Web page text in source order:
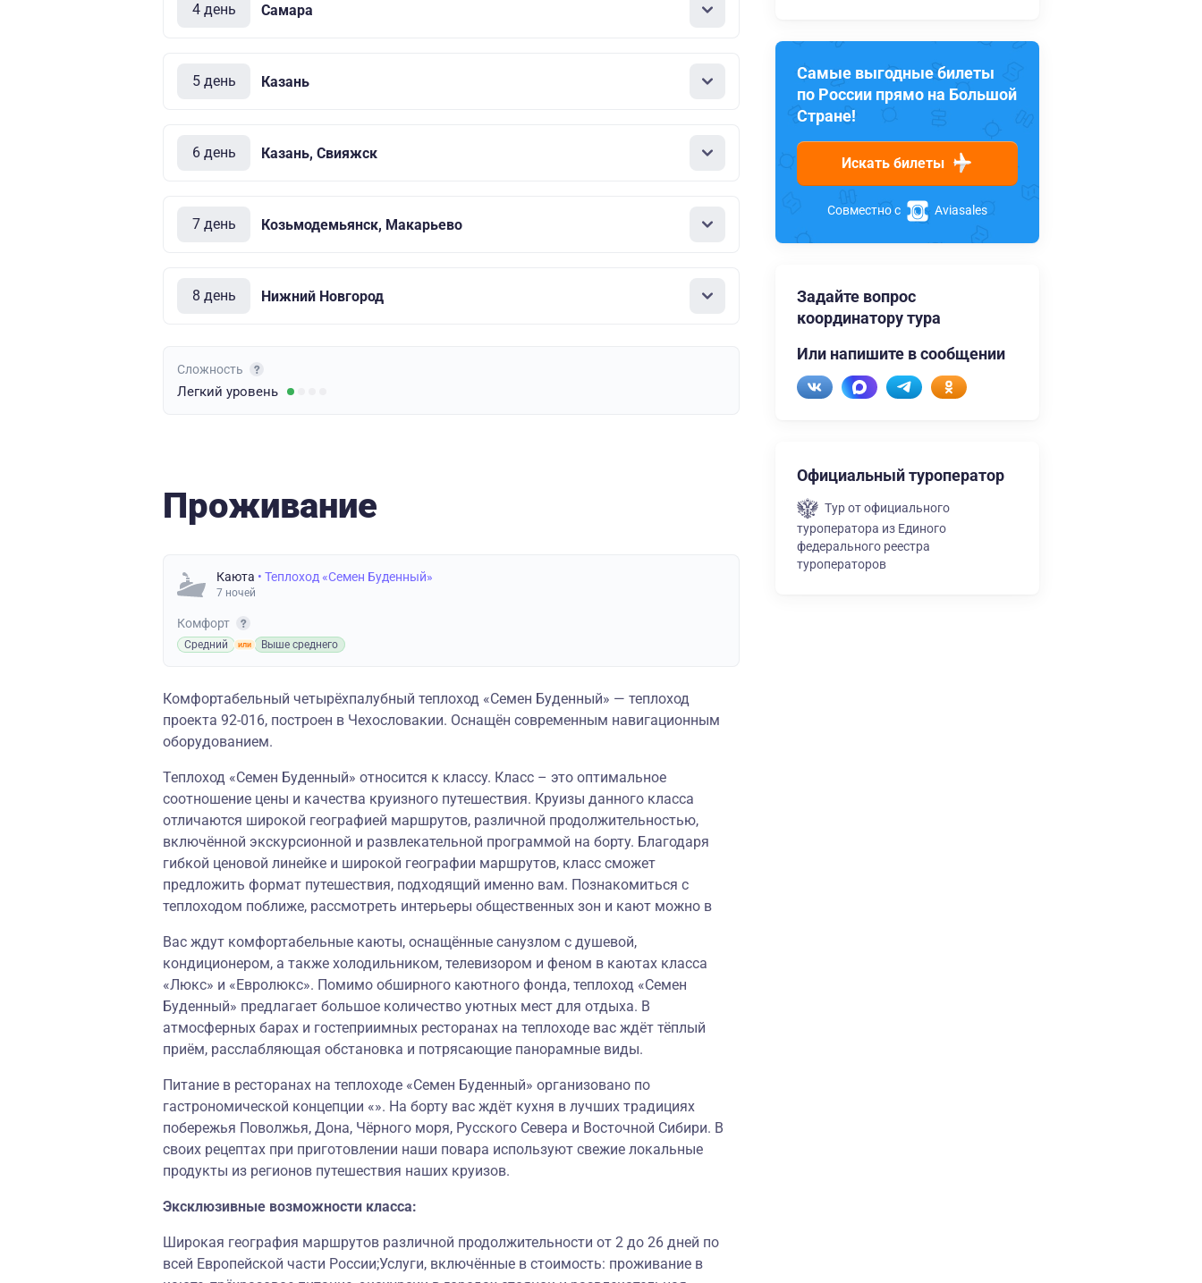
4 день Самара
5 день Казань
6 день Казань, Свияжск
7 день Козьмодемьянск, Макарьево
8 день Нижний Новгород
Сложность
Легкий уровень
Проживание
Каюта • Теплоход «Семен Буденный»
7 ночей
Комфорт
Средний Выше среднего
Комфортабельный четырёхпалубный теплоход «Семен Буденный» — теплоход
проекта 92-016, построен в Чехословакии. Оснащён современным навигационным
оборудованием.
Теплоход «Семен Буденный» относится к классу. Класс – это оптимальное
соотношение цены и качества круизного путешествия. Круизы данного класса
отличаются широкой географией маршрутов, различной продолжительностью,
включённой экскурсионной и развлекательной программой на борту. Благодаря
гибкой ценовой линейке и широкой географии маршрутов, класс сможет
предложить формат путешествия, подходящий именно вам. Познакомиться с
теплоходом поближе, рассмотреть интерьеры общественных зон и кают можно в
Вас ждут комфортабельные каюты, оснащённые санузлом с душевой,
кондиционером, а также холодильником, телевизором и феном в каютах класса
«Люкс» и «Евролюкс». Помимо обширного каютного фонда, теплоход «Семен
Буденный» предлагает большое количество уютных мест для отдыха. В
атмосферных барах и гостеприимных ресторанах на теплоходе вас ждёт тёплый
приём, расслабляющая обстановка и потрясающие панорамные виды.
Питание в ресторанах на теплоходе «Семен Буденный» организовано по
гастрономической концепции «». На борту вас ждёт кухня в лучших традициях
побережья Поволжья, Дона, Чёрного моря, Русского Севера и Восточной Сибири. В
своих рецептах при приготовлении наши повара используют свежие локальные
продукты из регионов путешествия наших круизов.
Эксклюзивные возможности класса:
Широкая география маршрутов различной продолжительности от 2 до 26 дней по
всей Европейской части России;Услуги, включённые в стоимость: проживание в
Самые выгодные билеты
по России прямо на Большой
Стране!
Искать билеты
Совместно с Aviasales
Задайте вопрос
координатору тура
Или напишите в сообщении
Официальный туроператор
Тур от официального
туроператора из Единого
федерального реестра
туроператоров